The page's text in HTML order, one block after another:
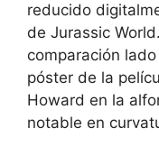
reducido
de Jurassic
comparación
póster de la
Howard en la
notable en